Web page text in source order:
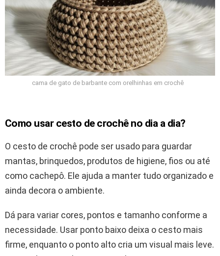
cama de gato de barbante com orelhinhas em crochê
Como usar cesto de crochê no dia a dia?
O cesto de crochê pode ser usado para guardar
mantas, brinquedos, produtos de higiene, fios ou até
como cachepô. Ele ajuda a manter tudo organizado e
ainda decora o ambiente.
Dá para variar cores, pontos e tamanho conforme a
necessidade. Usar ponto baixo deixa o cesto mais
firme, enquanto o ponto alto cria um visual mais leve.